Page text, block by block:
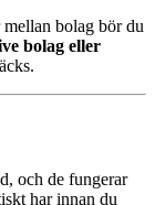
mellan bolag bör du
bolag eller
och de fungerar
har innan du